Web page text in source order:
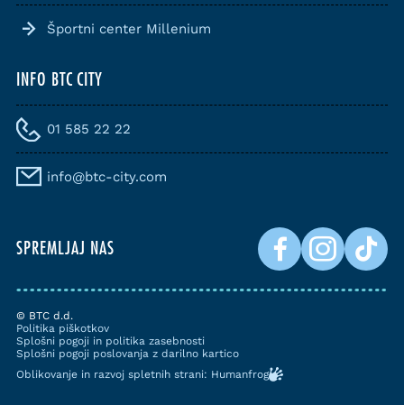
Športni center Millenium
INFO BTC CITY
01 585 22 22
info@btc-city.com
SPREMLJAJ NAS
© BTC d.d.
Politika piškotkov
Splošni pogoji in politika zasebnosti
Splošni pogoji poslovanja z darilno kartico
Oblikovanje in razvoj spletnih strani: Humanfrog